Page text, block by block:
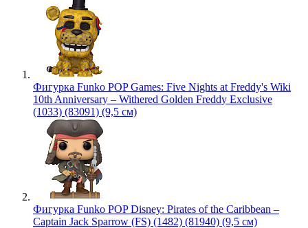
Фигурка Funko POP Games: Five Nights at Freddy's Wiki
10th Anniversary – Withered Golden Freddy Exclusive
(1033) (83091) (9,5 см)
Фигурка Funko POP Disney: Pirates of the Caribbean –
Captain Jack Sparrow (FS) (1482) (81940) (9,5 см)